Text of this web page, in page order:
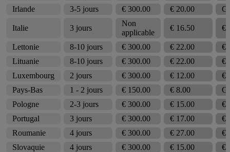
Irlande
3-5 jours € 300.00 € 20.00
Italie 3 jours
Non
applicable
€ 16.50 €
Lettonie 8-10 jours € 300.00 € 22.00
€
Lituanie
8-10 jours € 300.00 € 22.00
€
Luxembourg
2 jours € 300.00 € 12.00
€
Pays-Bas
1 - 2 jours € 150.00 € 8.00
Pologne
2-3 jours € 300.00 € 15.00
€
Portugal
3 jours € 300.00 € 17.00
€
Roumanie
4 jours € 300.00 € 27.00
€
Slovaquie
4 jours € 300.00 € 15.00
€